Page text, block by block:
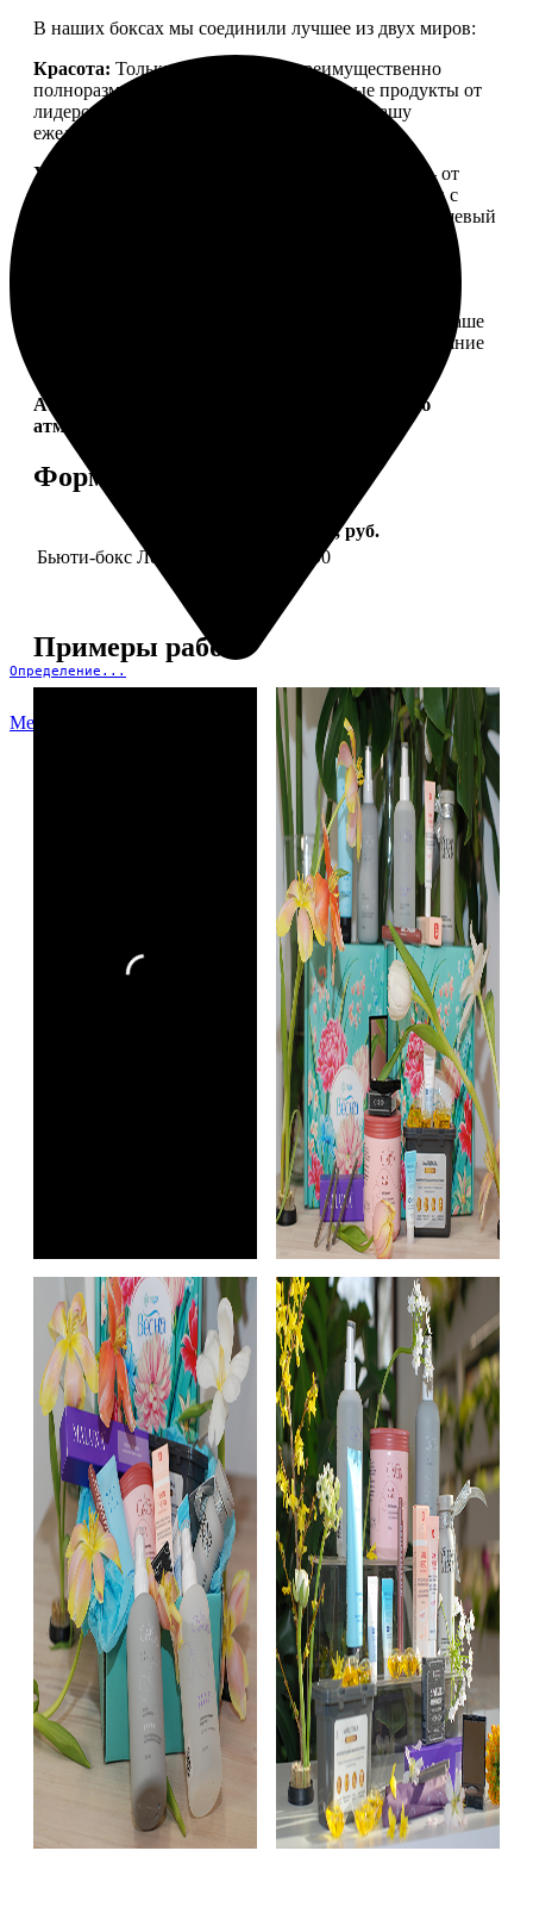
Определение...
Меню
В наших боксах мы соединили лучшее из двух миров:
Красота: Только качественная, преимущественно
полноразмерная косметика. Проверенные продукты от
лидеров бьюти-рынка, которые войдут в вашу
ежедневную рутину.
Уют:
Детали для дома, создающие настроение — от
свечей для медитации до арома-капсул для стирки с
уникальной парфюмерной молекулой. Тонкий нишевый
себе. Это коллекция продуктов, которые создадут ваше
идеальное настроение и подчеркнут природное сияние
Aura Project by
— создай свою
атмосферу!
Форматы и цены
Услуга
Цена, руб.
Бьюти-бокс Леди Mail "Весна"
2590
Примеры работ